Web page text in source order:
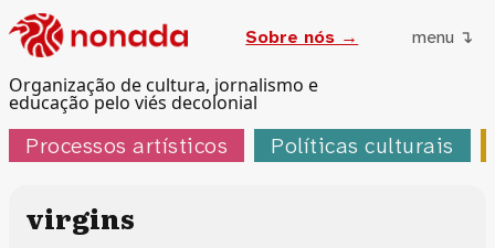
Organização de cultura, jornalismo e
educação pelo viés decolonial
Sobre nós → menu ↴
Processos artísticos Políticas culturais
virgins